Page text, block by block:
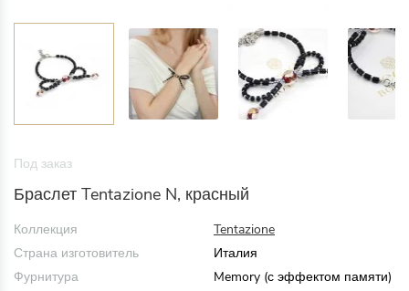
Под заказ
Браслет Tentazione N, красный
Коллекция
Tentazione
Страна изготовитель
Италия
Фурнитура
Memory (с эффектом памяти)